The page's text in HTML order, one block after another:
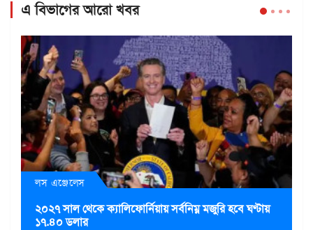
এ বিভাগের আরো খবর
লস এঞ্জেলেস
২০২৭ সাল থেকে ক্যালিফোর্নিয়ায় সর্বনিম্ন মজুরি হবে ঘণ্টায়
১৭.৪০ ডলার